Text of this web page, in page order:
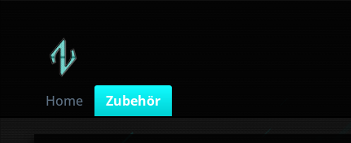
Home Zubehör